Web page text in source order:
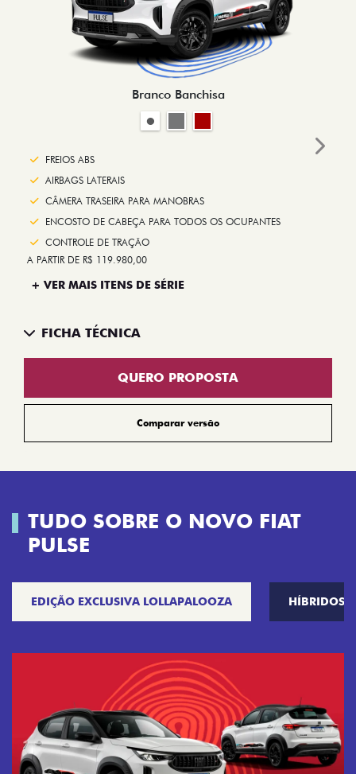
Branco Banchisa
FREIOS ABS
AIRBAGS LATERAIS
CÂMERA TRASEIRA PARA MANOBRAS
ENCOSTO DE CABEÇA PARA TODOS OS OCUPANTES
CONTROLE DE TRAÇÃO
A PARTIR DE R$ 119.980,00
+ VER MAIS ITENS DE SÉRIE
FICHA TÉCNICA
QUERO PROPOSTA
Comparar versão
Next
TUDO SOBRE O NOVO FIAT
PULSE
EDIÇÃO EXCLUSIVA LOLLAPALOOZA HÍBRIDOS